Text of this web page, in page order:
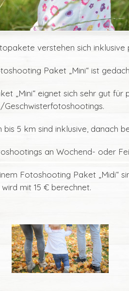
verstehen sich inklusive
Paket „Mini“ ist
„Mini“ eignet sich sehr gut
Geschwisterfotoshootings.
bis 5 km sind inklusive, danach
an Wochend- oder
Fotoshooting Paket „Midi“
wird mit 15 € berechnet.